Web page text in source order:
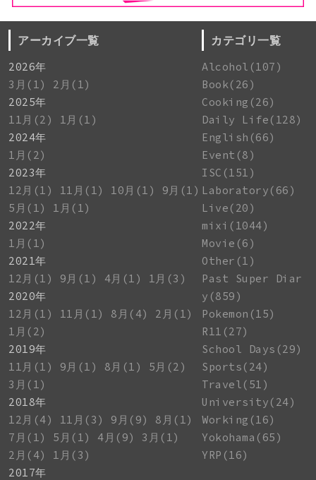
アーカイブ一覧
2026年
3月(1)
2月(1)
2025年
11月(2)
1月(1)
2024年
1月(2)
2023年
12月(1)
11月(1) 10月(1)
9月(1)
5月(1)
1月(1)
2022年
1月(1)
2021年
12月(1)
9月(1) 4月(1)
1月(3)
2020年
12月(1)
11月(1) 8月(4)
2月(1)
1月(2)
2019年
11月(1)
9月(1) 8月(1)
5月(2)
3月(1)
2018年
12月(4)
11月(3) 9月(9)
8月(1)
7月(1)
5月(1) 4月(9)
3月(1)
2月(4)
1月(3)
2017年
カテゴリ一覧
Alcohol(107)
Book(26)
Cooking(26)
Daily Life(128)
English(66)
Event(8)
ISC(151)
Laboratory(66)
Live(20)
mixi(1044)
Movie(6)
Other(1)
Past Super Diar
y(859)
Pokemon(15)
R11(27)
School Days(29)
Sports(24)
Travel(51)
University(24)
Working(16)
Yokohama(65)
YRP(16)